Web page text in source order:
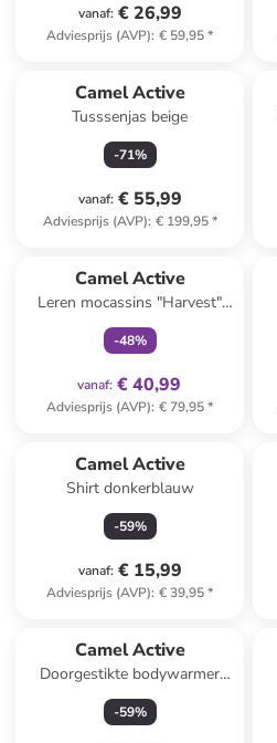
vanaf: € 26,99
Adviesprijs (AVP): € 59,95*
Camel Active
Tusssenjas beige
-71%
vanaf: € 55,99
Adviesprijs (AVP): € 199,95*
Camel Active
Leren mocassins "Harvest"
kaki
-48%
vanaf: € 40,99
Adviesprijs (AVP): € 79,95*
Camel Active
Shirt donkerblauw
-59%
vanaf: € 15,99
Adviesprijs (AVP): € 39,95*
Camel Active
Doorgestikte bodywarmer
geel
-59%